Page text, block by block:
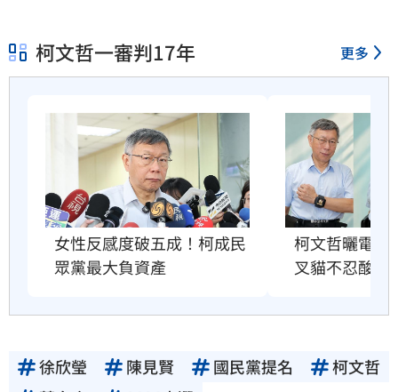
柯文哲一審判17年 更多
女性反感度破五成！柯成民
眾黨最大負資產
柯文哲曬電子
叉貓不忍酸爆
徐欣瑩 陳見賢 國民黨提名
柯文哲